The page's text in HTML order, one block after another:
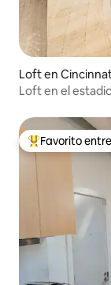
Loft en
Loft en el
Favorito entre
Favorito